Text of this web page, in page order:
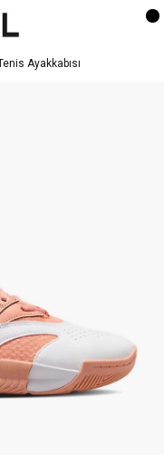
Ayakkabısı